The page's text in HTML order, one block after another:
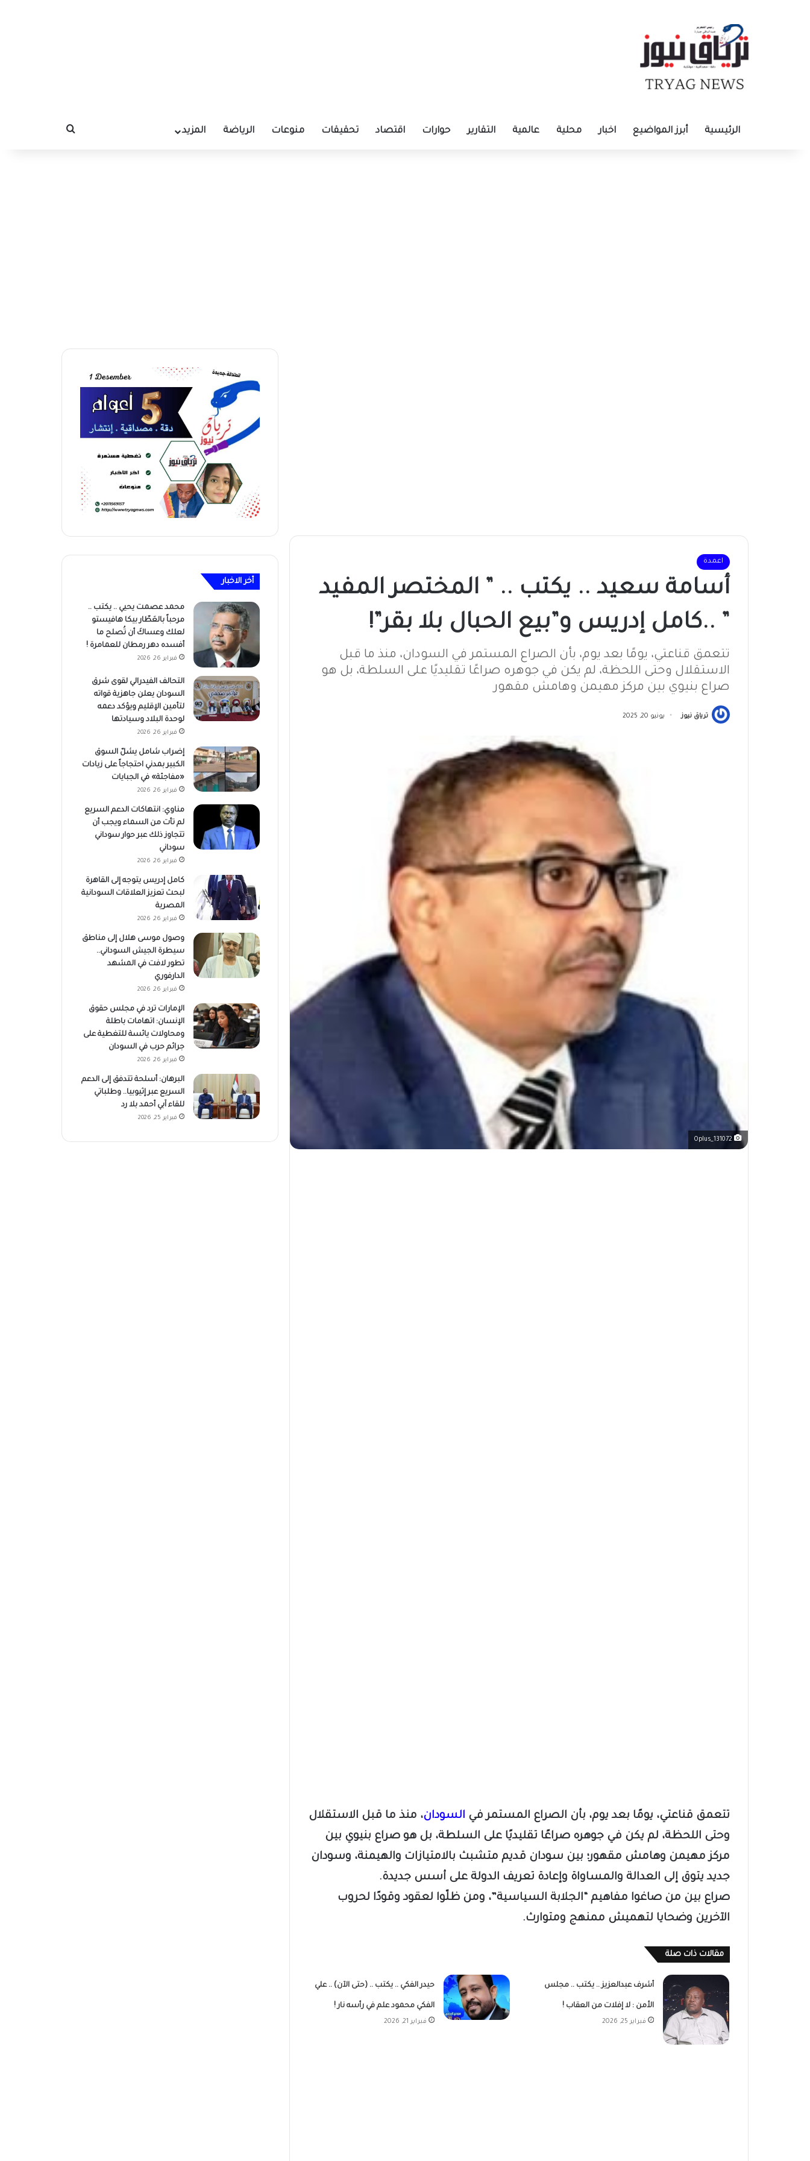
الرئيسية أبرز المواضيع اخبار محلية عالمية التقارير حوارات اقتصاد تحقيقات منوعات الرياضة المزيد بحث عن
اعمدة
أسامة سعيد .. يكتب .. ” المختصر المفيد
” ..كامل إدريس و”بيع الحبال بلا بقر”!
تتعمق قناعتي، يومًا بعد يوم، بأن الصراع المستمر في السودان، منذ ما قبل
الاستقلال وحتى اللحظة، لم يكن في جوهره صراعًا تقليديًا على السلطة، بل هو
صراع بنيوي بين مركز مهيمن وهامش مقهور
ترياق نيوز يونيو 20, 2025
تتعمق قناعتي، يومًا بعد يوم، بأن الصراع المستمر في السودان، منذ ما قبل الاستقلال
وحتى اللحظة، لم يكن في جوهره صراعًا تقليديًا على السلطة، بل هو صراع بنيوي بين
مركز مهيمن وهامش مقهور؛ بين سودان قديم متشبث بالامتيازات والهيمنة، وسودان
جديد يتوق إلى العدالة والمساواة وإعادة تعريف الدولة على أسس جديدة.
صراع بين من صاغوا مفاهيم “الجلابة السياسية”، ومن ظلّوا لعقود وقودًا لحروب
الآخرين وضحايا لتهميش ممنهج ومتوارث.
مقالات ذات صلة
أشرف عبدالعزيز .. يكتب .. مجلس
الأمن : لا إفلات من العقاب !
فبراير 25, 2026
حيدر الفكي .. يكتب .. (حتى الآن) .. علي
الفكي محمود علم في رأسه نار !
فبراير 21, 2026
أخر الاخبار
محمد عصمت يحيي .. يكتب ..
مرحباً بالعَطّار بيكا هافيستو
لعلك وعساكَ أن تُصلح ما
أفسده دهر رمطان للعمامرة !
فبراير 26, 2026
التحالف الفيدرالي لقوى شرق
السودان يعلن جاهزية قواته
لتأمين الإقليم ويؤكد دعمه
لوحدة البلاد وسيادتها
فبراير 26, 2026
إضراب شامل يشلّ السوق
الكبير بمدني احتجاجاً على زيادات
«مفاجئة» في الجبايات
فبراير 26, 2026
مناوي: انتهاكات الدعم السريع
لم تأت من السماء ويجب أن
تتجاوز ذلك عبر حوار سوداني
سوداني
فبراير 26, 2026
كامل إدريس يتوجه إلى القاهرة
لبحث تعزيز العلاقات السودانية
المصرية
فبراير 26, 2026
وصول موسى هلال إلى مناطق
سيطرة الجيش السوداني..
تطور لافت في المشهد
الدارفوري
فبراير 26, 2026
الإمارات ترد في مجلس حقوق
الإنسان: اتهامات باطلة
ومحاولات يائسة للتغطية على
جرائم حرب في السودان
فبراير 26, 2026
البرهان: أسلحة تتدفق إلى الدعم
السريع عبر إثيوبيا.. وطلباتي
للقاء آبي أحمد بلا رد
فبراير 25, 2026